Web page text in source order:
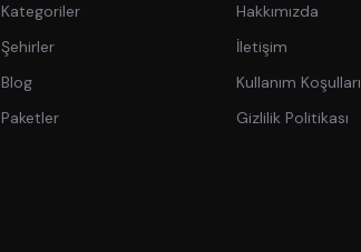
Kategoriler
Şehirler
Blog
Paketler
Hakkımızda
İletişim
Kullanım Koşulları
Gizlilik Politikası